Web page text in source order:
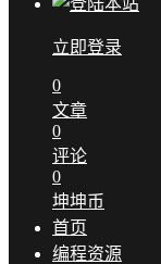
立即登录
0
文章
0
评论
0
坤坤币
首页
编程资源